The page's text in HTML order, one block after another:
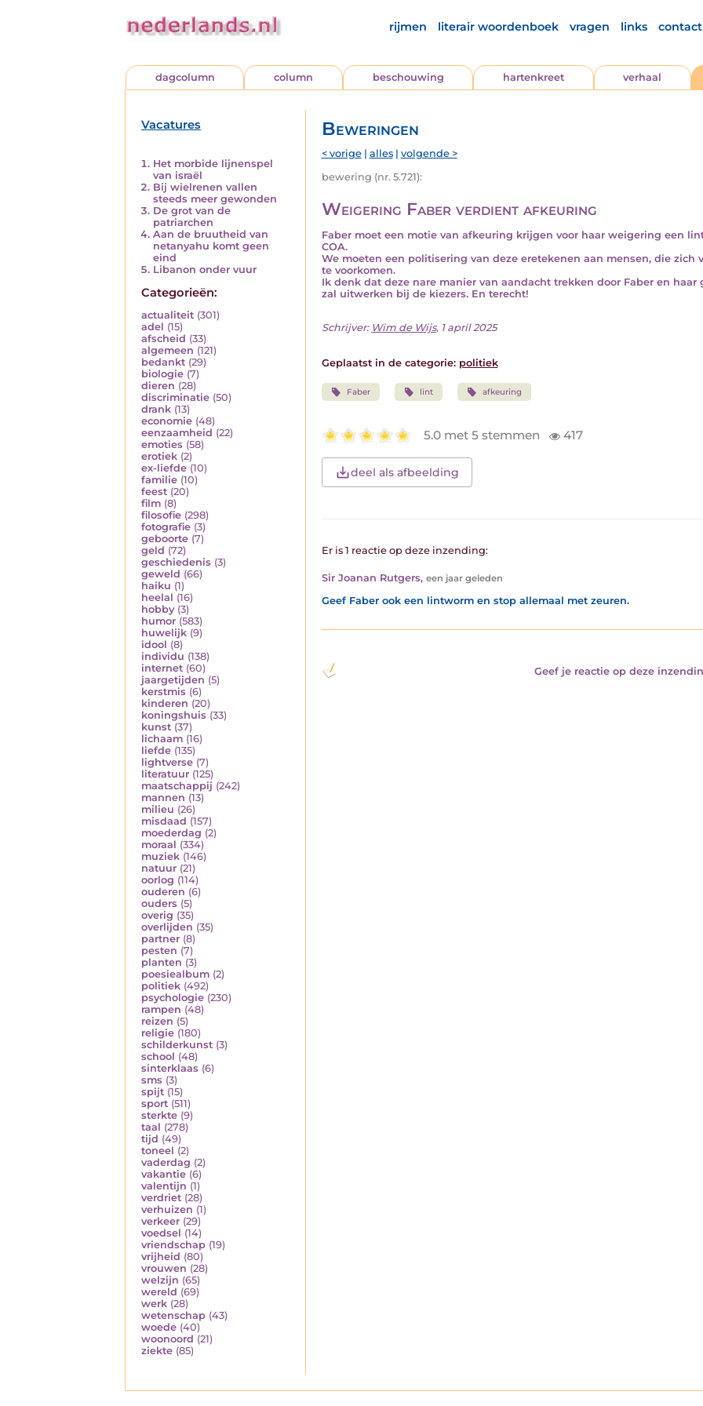
rijmen literair woordenboek vragen links contact
dagcolumn column beschouwing hartenkreet verhaal
Vacatures
Het morbide lijnenspel
van israël
Bij wielrenen vallen
steeds meer gewonden
De grot van de
patriarchen
Aan de bruutheid van
netanyahu komt geen
eind
Libanon onder vuur
Categorieën:
actualiteit (301)
adel (15)
afscheid (33)
algemeen (121)
bedankt (29)
biologie (7)
dieren (28)
discriminatie (50)
drank (13)
economie (48)
eenzaamheid (22)
emoties (58)
erotiek (2)
ex-liefde (10)
familie (10)
feest (20)
film (8)
filosofie (298)
fotografie (3)
geboorte (7)
geld (72)
geschiedenis (3)
geweld (66)
haiku (1)
heelal (16)
hobby (3)
humor (583)
huwelijk (9)
idool (8)
individu (138)
internet (60)
jaargetijden (5)
kerstmis (6)
kinderen (20)
koningshuis (33)
kunst (37)
lichaam (16)
liefde (135)
lightverse (7)
literatuur (125)
maatschappij (242)
mannen (13)
milieu (26)
misdaad (157)
moederdag (2)
moraal (334)
muziek (146)
natuur (21)
oorlog (114)
ouderen (6)
ouders (5)
overig (35)
overlijden (35)
partner (8)
pesten (7)
planten (3)
poesiealbum (2)
politiek (492)
psychologie (230)
rampen (48)
reizen (5)
religie (180)
schilderkunst (3)
school (48)
sinterklaas (6)
sms (3)
spijt (15)
sport (511)
sterkte (9)
taal (278)
tijd (49)
toneel (2)
vaderdag (2)
vakantie (6)
valentijn (1)
verdriet (28)
verhuizen (1)
verkeer (29)
voedsel (14)
vriendschap (19)
vrijheid (80)
vrouwen (28)
welzijn (65)
wereld (69)
werk (28)
wetenschap (43)
woede (40)
woonoord (21)
ziekte (85)
Beweringen
< vorige| alles| volgende >
bewering (nr. 5.721):
Weigering Faber verdient afkeuring
Faber moet een motie van afkeuring krijgen voor haar weigering een
COA.
We moeten een politisering van deze eretekenen aan mensen, die zich
te voorkomen.
Ik denk dat deze nare manier van aandacht trekken door Faber en
zal uitwerken bij de kiezers. En terecht!
Schrijver: Wim de Wijs, 1 april 2025
Geplaatst in de categorie: politiek
Faber lint afkeuring
5.0 met 5 stemmen 417
deel als afbeelding
Er is 1 reactie op deze inzending:
Sir Joanan Rutgers, een jaar geleden
Geef Faber ook een lintworm en stop allemaal met zeuren.
Geef je reactie op deze